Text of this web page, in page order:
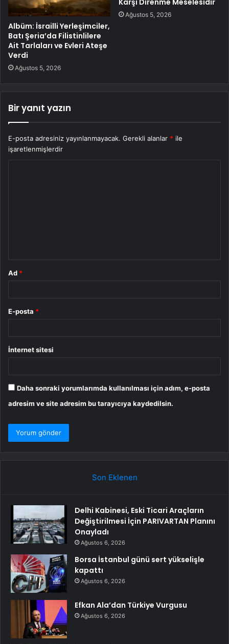
Albüm: İsrailli Yerleşimciler,
Batı Şeria’da Filistinlilere
Ait Tarlaları ve Evleri Ateşe
Verdi
Ağustos 5, 2026
Ağustos 5, 2026
Bir yanıt yazın
E-posta adresiniz yayınlanmayacak. Gerekli alanlar * ile
işaretlenmişlerdir
Ad *
E-posta *
İnternet sitesi
Daha sonraki yorumlarımda kullanılması için adım, e-posta
adresim ve site adresim bu tarayıcıya kaydedilsin.
Son Eklenen
Delhi Kabinesi, Eski Ticari Araçların
Değiştirilmesi İçin PARIVARTAN Planını
Onayladı
Ağustos 6, 2026
Borsa İstanbul günü sert yükselişle
kapattı
Ağustos 6, 2026
Efkan Ala’dan Türkiye Vurgusu
Ağustos 6, 2026